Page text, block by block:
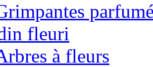
fleuri
à fleurs